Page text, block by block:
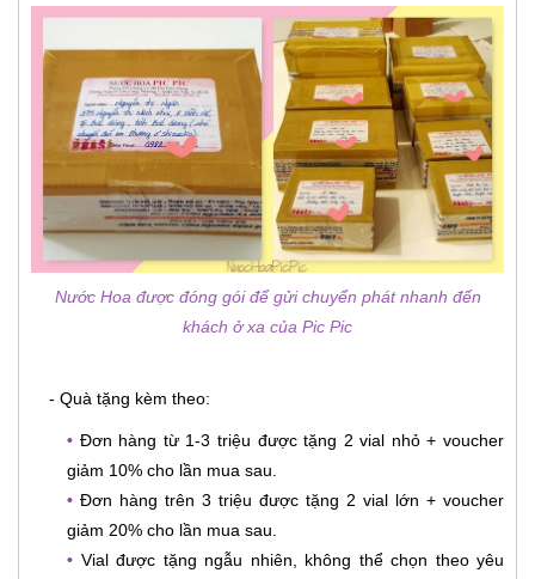
Nước Hoa được đóng gói để gửi chuyển phát nhanh đến
khách ở xa của Pic Pic
- Quà tặng kèm theo:
• Đơn hàng từ 1-3 triệu được tặng 2 vial nhỏ + voucher
giảm 10% cho lần mua sau.
• Đơn hàng trên 3 triệu được tặng 2 vial lớn + voucher
giảm 20% cho lần mua sau.
• Vial được tặng ngẫu nhiên, không thể chọn theo yêu